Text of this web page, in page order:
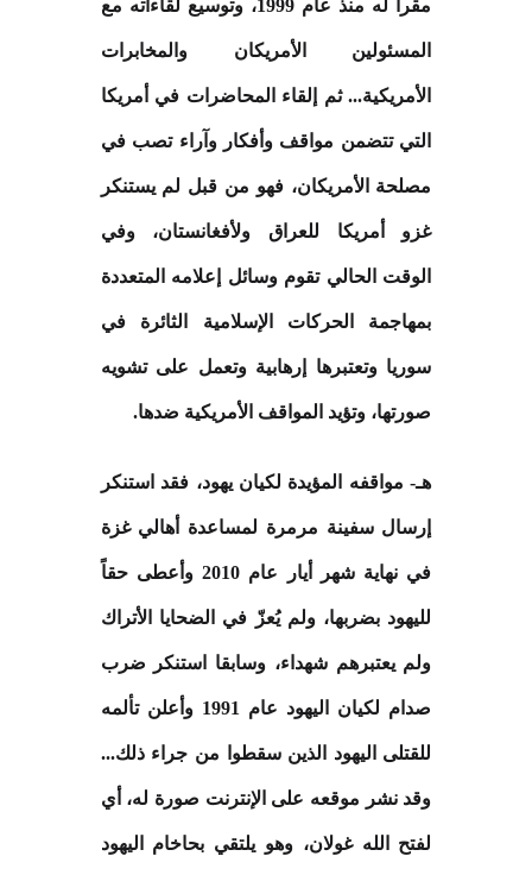
مقرا له منذ عام 1999، وتوسيع لقاءاته مع
المسئولين الأمريكان والمخابرات
الأمريكية... ثم إلقاء المحاضرات في أمريكا
التي تتضمن مواقف وأفكار وآراء تصب في
مصلحة الأمريكان، فهو من قبل لم يستنكر
غزو أمريكا للعراق ولأفغانستان، وفي
الوقت الحالي تقوم وسائل إعلامه المتعددة
بمهاجمة الحركات الإسلامية الثائرة في
سوريا وتعتبرها إرهابية وتعمل على تشويه
صورتها، وتؤيد المواقف الأمريكية ضدها.
هـ- مواقفه المؤيدة لكيان يهود، فقد استنكر
إرسال سفينة مرمرة لمساعدة أهالي غزة
في نهاية شهر أيار عام 2010 وأعطى حقاً
لليهود بضربها، ولم يُعزّ في الضحايا الأتراك
ولم يعتبرهم شهداء، وسابقا استنكر ضرب
صدام لكيان اليهود عام 1991 وأعلن تألمه
للقتلى اليهود الذين سقطوا من جراء ذلك...
وقد نشر موقعه على الإنترنت صورة له، أي
لفتح الله غولان، وهو يلتقي بحاخام اليهود